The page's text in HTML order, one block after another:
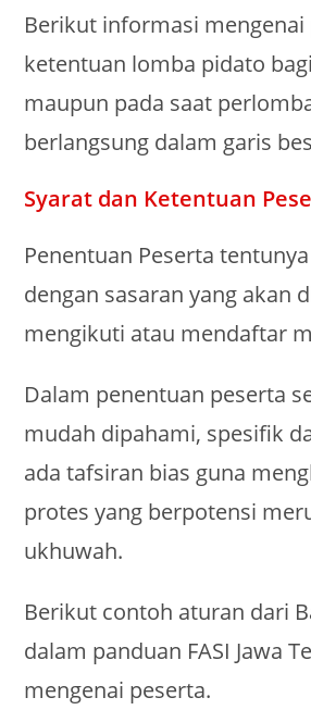
Berikut informasi
ketentuan lomba pidato
maupun pada saat
berlangsung dalam garis
Syarat dan Ketentuan
Penentuan Peserta
dengan sasaran yang akan
mengikuti atau mendaftar
Dalam penentuan peserta
mudah dipahami, spesifik
ada tafsiran bias guna
protes yang berpotensi
ukhuwah.
Berikut contoh aturan dari
dalam panduan FASI Jawa
mengenai peserta.